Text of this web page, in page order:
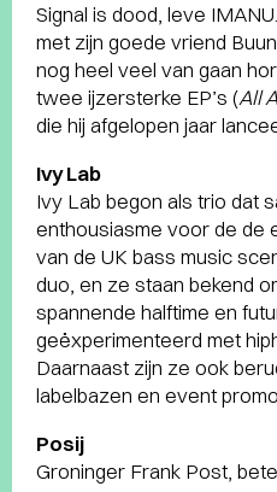
Signal is dood, leve
met zijn goede vriend
nog heel veel van gaan
twee ijzersterke EP’s (All
die hij afgelopen jaar
Ivy Lab
Ivy Lab begon als trio dat
enthousiasme voor de de
van de UK bass music
duo, en ze staan bekend
spannende halftime en
geëxperimenteerd met
Daarnaast zijn ze ook
labelbazen en event
Posij
Groninger Frank Post,